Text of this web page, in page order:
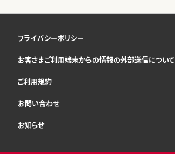
プライバシーポリシー
お客さまご利用端末からの情報の外部送信について
ご利用規約
お問い合わせ
お知らせ